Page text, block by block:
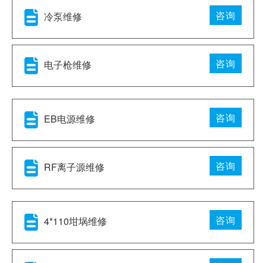
冷泵维修 咨询
电子枪维修 咨询
EB电源维修 咨询
RF离子源维修 咨询
4*110坩埚维修 咨询